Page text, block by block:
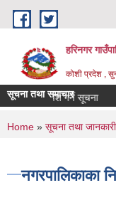
Skip to main content
हरिनगर
कोशी प्रदेश ,
सूचना तथा समाचार
बजार रेट पेश गर्ने सूचना
You are
Home » सूचना तथा जानकारी
नगरपालिकाका